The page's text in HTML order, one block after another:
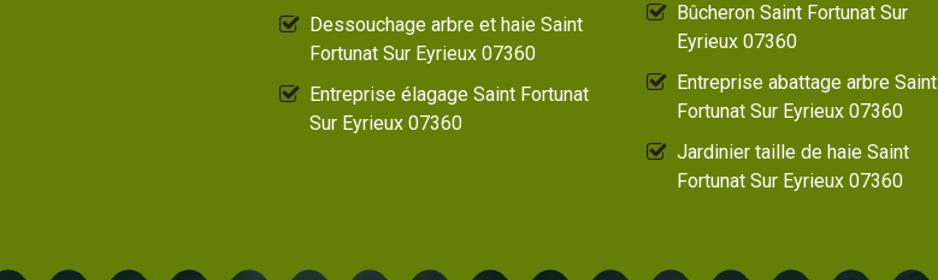
Dessouchage arbre et haie Saint
Fortunat Sur Eyrieux 07360
Entreprise élagage Saint Fortunat
Sur Eyrieux 07360
Bûcheron Saint Fortunat Sur
Eyrieux 07360
Entreprise abattage arbre Saint
Fortunat Sur Eyrieux 07360
Jardinier taille de haie Saint
Fortunat Sur Eyrieux 07360